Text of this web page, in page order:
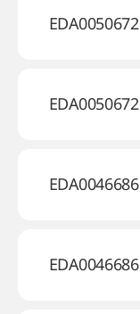
EDA0050672
EDA0050672
EDA0046686
EDA0046686